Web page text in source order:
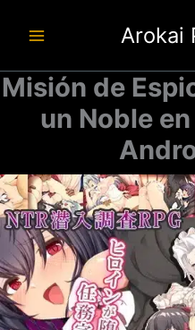
Arokai
Misión de
un Noble